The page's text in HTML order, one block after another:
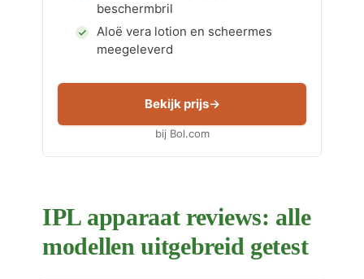
beschermbril
Aloë vera lotion en scheermes
meegeleverd
Bekijk prijs
bij Bol.com
IPL apparaat reviews: alle
modellen uitgebreid getest